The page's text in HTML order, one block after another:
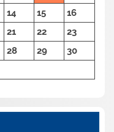
14 15
16
21 22
23
28 29
30